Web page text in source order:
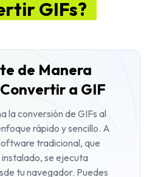
GIFs?
de Manera
a GIF
la conversión de GIFs al
rápido y sencillo. A
tradicional, que
se ejecuta
tu navegador. Puedes